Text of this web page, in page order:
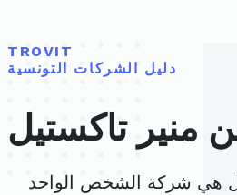
TROVIT
دليل الشركات التونسية
منير تاكستيل
هي شركة الشخص الواحد